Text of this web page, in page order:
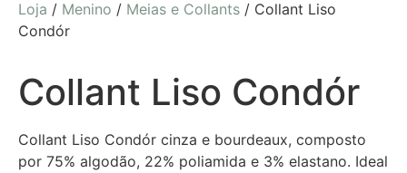
Loja / Menino / Meias e Collants / Collant Liso
Condór
Collant Liso Condór
Collant Liso Condór cinza e bourdeaux, composto
por 75% algodão, 22% poliamida e 3% elastano. Ideal